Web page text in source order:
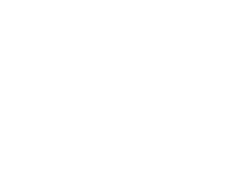
Pimpin Rapat
Konflik Agraria
Teduh dan PT